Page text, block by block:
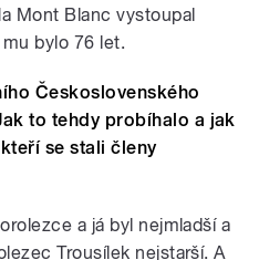
Mont Blanc vystoupal
bylo 76 let.
Československého
to tehdy probíhalo a jak
se stali členy
a já byl nejmladší a
Trousílek nejstarší. A